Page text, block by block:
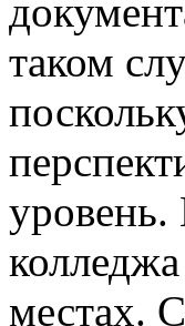
таком
местах.